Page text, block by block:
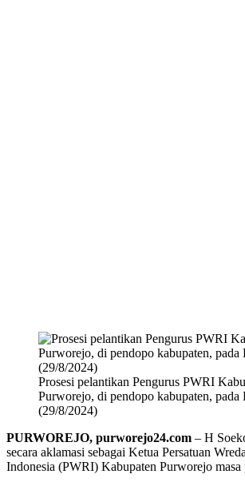
Prosesi pelantikan Pengurus PWRI
Purworejo, di pendopo kabupaten, pada
(29/8/2024)
PURWOREJO, purworejo24.com – H
secara aklamasi sebagai Ketua Persatuan
Indonesia (PWRI) Kabupaten Purworejo masa